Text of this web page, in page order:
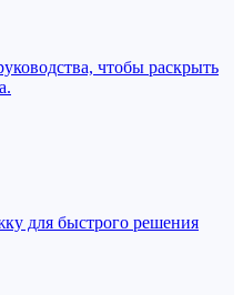
чтобы раскрыть
для быстрого решения